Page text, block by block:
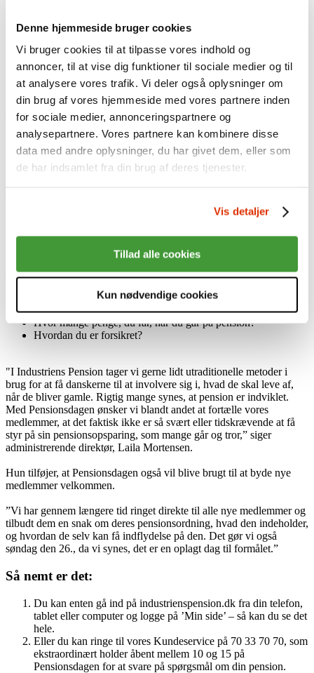
Denne hjemmeside bruger cookies
Vi bruger cookies til at tilpasse vores indhold og
annoncer, til at vise dig funktioner til sociale medier og til
at analysere vores trafik. Vi deler også oplysninger om
din brug af vores hjemmeside med vores partnere inden
for sociale medier, annonceringspartnere og
analysepartnere. Vores partnere kan kombinere disse
data med andre oplysninger, du har givet dem, eller som
de har indsamlet fra din brug af deres tjenester.
Vis detaljer
Tillad alle cookies
Kun nødvendige cookies
Afkast
Presse
Nyheder
English
Log på Min side med MitID Log på som virksomhed
Søndag d. 26. oktober er pensionsdag
Søndag den 26. oktober holder vi telefonerne åbne, fordi det er
Søndag den 26. oktober 2014 er udnævnt til Pensionsdag, fordi vi
vi har tid til – eksempelvis at tjekke vores pensionsordning.
Ved du for eksempel …
Hvor meget du har sparet op?
Hvor mange penge, du får, når du går på pension?
Hvordan du er forsikret?
"I Industriens Pension tager vi gerne lidt utraditionelle metoder i
brug for at få danskerne til at involvere sig i, hvad de skal leve af,
når de bliver gamle. Rigtig mange synes, at pension er indviklet.
Med Pensionsdagen ønsker vi blandt andet at fortælle vores
medlemmer, at det faktisk ikke er så svært eller tidskrævende at få
styr på sin pensionsopsparing, som mange går og tror,” siger
administrerende direktør, Laila Mortensen.
Hun tilføjer, at Pensionsdagen også vil blive brugt til at byde nye
medlemmer velkommen.
”Vi har gennem længere tid ringet direkte til alle nye medlemmer og
tilbudt dem en snak om deres pensionsordning, hvad den indeholder,
og hvordan de selv kan få indflydelse på den. Det gør vi også
søndag den 26., da vi synes, det er en oplagt dag til formålet.”
Så nemt er det:
Du kan enten gå ind på industrienspension.dk fra din telefon,
tablet eller computer og logge på ’Min side’ – så kan du se det
hele.
Eller du kan ringe til vores Kundeservice på 70 33 70 70, som
ekstraordinært holder åbent mellem 10 og 15 på
Pensionsdagen for at svare på spørgsmål om din pension.